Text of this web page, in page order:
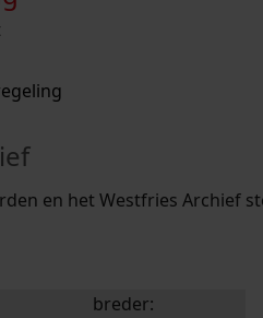
een aantal zoektips.
een aantal zoektips.
en het Westfries Archief
uw zoekopdracht te
breder: